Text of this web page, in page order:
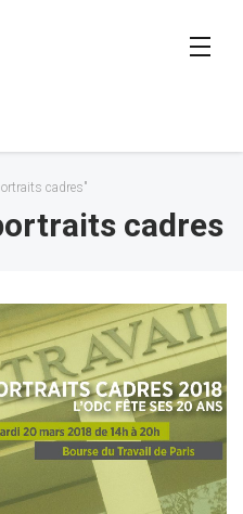
cadres"
cadres